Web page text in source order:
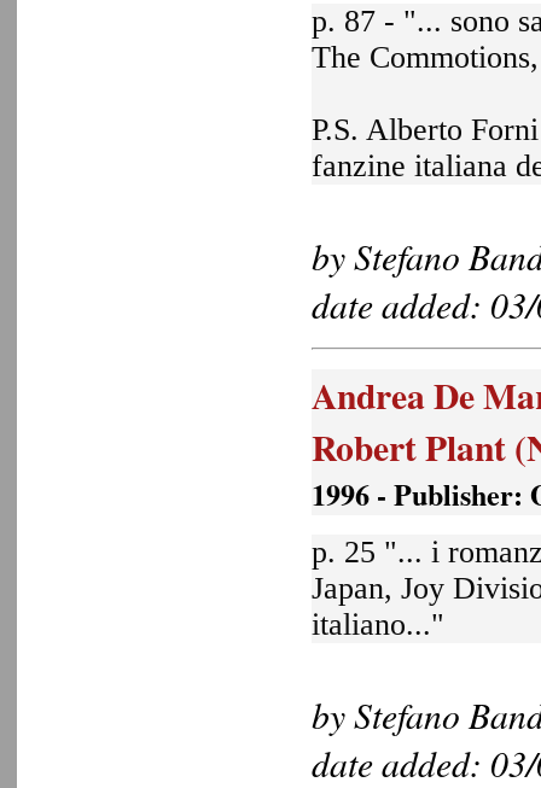
p. 87 - "... sono
The
P.S. Alberto
fanzine italiana
by Stefano
date added:
Andrea De
Robert Plant
1996 - Publisher:
p. 25 "... i
Japan, Joy
italiano..."
by Stefano
date added: